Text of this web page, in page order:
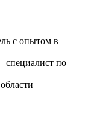
с опытом в
специалист по